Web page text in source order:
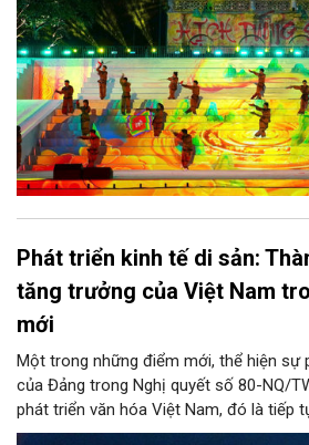
Phát triển kinh tế di sản:
tăng trưởng của Việt Nam
mới
Một trong những điểm mới, thể hiện sự
của Đảng trong Nghị quyết số 80-NQ/
phát triển văn hóa Việt Nam, đó là tiếp
và phát huy giá trị di sản văn hóa gắn